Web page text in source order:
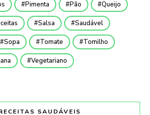
Pimenta Pão Queijo
Salsa Saudável
Sopa Tomate Tomilho
Vegetariano
SAUDÁVEIS